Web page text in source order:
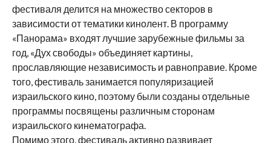
фестиваля делится на множество секторов в
зависимости от тематики кинолент. В программу
«Панорама» входят лучшие зарубежные фильмы за
год, «Дух свободы» объединяет картины,
прославляющие независимость и равноправие. Кроме
того, фестиваль занимается популяризацией
израильского кино, поэтому были созданы отдельные
программы посвящены различным сторонам
израильского кинематографа.
Помимо этого, фестиваль активно развивает